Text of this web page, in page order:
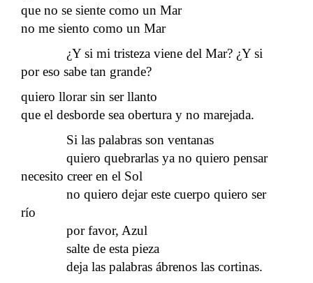
que no se siente como un Mar
no me siento como un Mar
¿Y si mi tristeza viene del Mar? ¿Y si
por eso sabe tan grande?
quiero llorar sin ser llanto
que el desborde sea obertura y no marejada.
Si las palabras son ventanas
quiero quebrarlas ya no quiero pensar
necesito creer en el Sol
no quiero dejar este cuerpo quiero ser
río
por favor, Azul
salte de esta pieza
deja las palabras ábrenos las cortinas.